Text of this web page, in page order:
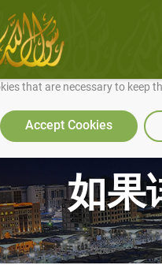
to make our site work well for
that are necessary to keep
Accept Cookies
如果